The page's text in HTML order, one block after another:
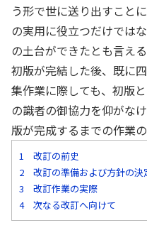
う形で世に送り出すこと
の実用に役立つだけでは
の土台ができたとも言える
初版が完結した後、既に
集作業に際しても、初版
の識者の御協力を仰がな
版が完成するまでの作業
1 改訂の前史
2 改訂の準備および方針の決
3 改訂作業の実際
4 次なる改訂へ向けて